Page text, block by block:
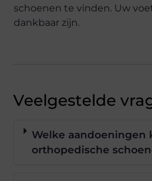
schoenen te vinden. Uw
dankbaar zijn.
Veelgestelde
Welke aandoeningen
orthopedische